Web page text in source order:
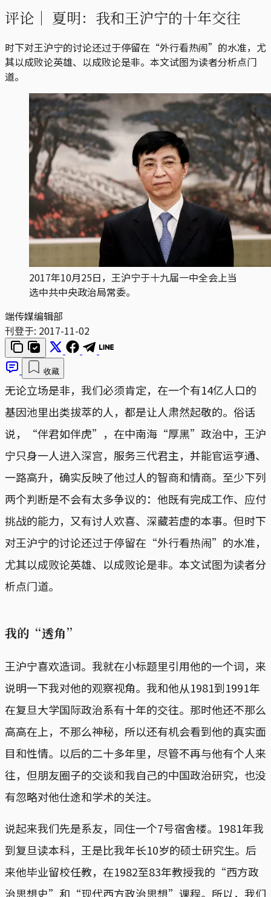
评论｜ 夏明：我和王沪宁的十年交往
时下对王沪宁的讨论还过于停留在“外行看热闹”的水准，尤
其以成败论英雄、以成败论是非。本文试图为读者分析点门
道。
2017年10月25日，王沪宁于十九届一中全会上当
选中共中央政治局常委。
端传媒编辑部
刊登于: 2017-11-02
收藏
无论立场是非，我们必须肯定，在一个有14亿人口的
基因池里出类拔萃的人，都是让人肃然起敬的。俗话
说，“伴君如伴虎”，在中南海“厚黑”政治中，王沪
宁只身一人进入深宫，服务三代君主，并能官运亨通、
一路高升，确实反映了他过人的智商和情商。至少下列
两个判断是不会有太多争议的：他既有完成工作、应付
挑战的能力，又有讨人欢喜、深藏若虚的本事。但时下
对王沪宁的讨论还过于停留在“外行看热闹”的水准，
尤其以成败论英雄、以成败论是非。本文试图为读者分
析点门道。
我的“透角”
王沪宁喜欢造词。我就在小标题里引用他的一个词，来
说明一下我对他的观察视角。我和他从1981到1991年
在复旦大学国际政治系有十年的交往。那时他还不那么
高高在上，不那么神秘，所以还有机会看到他的真实面
目和性情。以后的二十多年里，尽管不再与他有个人来
往，但朋友圈子的交谈和我自己的中国政治研究，也没
有忽略对他仕途和学术的关注。
说起来我们先是系友，同住一个7号宿舍楼。1981年我
到复旦读本科，王是比我年长10岁的硕士研究生。后
来他毕业留校任教，在1982至83年教授我的“西方政
治思想史”和“现代西方政治思想”课程。所以，我们